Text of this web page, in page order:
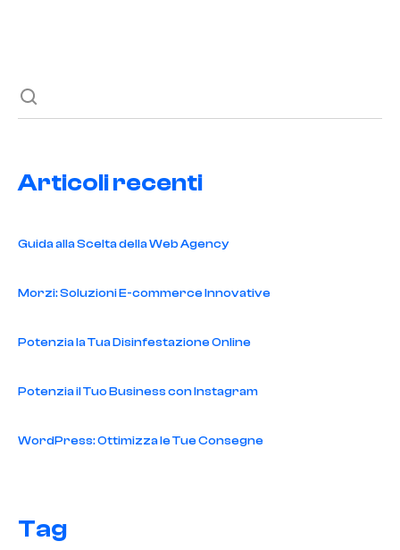
Articoli recenti
Guida alla Scelta della Web Agency
Morzi: Soluzioni E-commerce Innovative
Potenzia la Tua Disinfestazione Online
Potenzia il Tuo Business con Instagram
WordPress: Ottimizza le Tue Consegne
Tag